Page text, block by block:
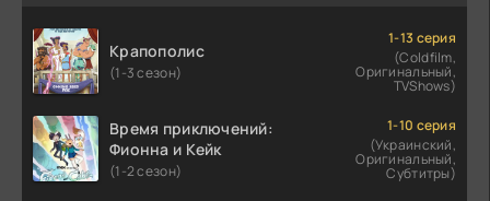
Крапополис
(1-3 сезон)
1-13 серия
(Coldfilm,
Оригинальный,
TVShows)
Время приключений:
Фионна и Кейк
(1-2 сезон)
1-10 серия
(Украинский,
Оригинальный,
Субтитры)